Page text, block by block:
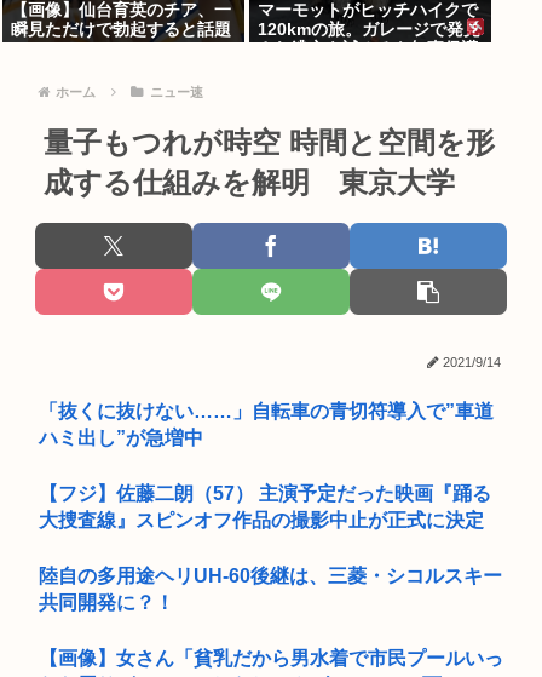
【画像】仙台育英のチア、一
瞬見ただけで勃起すると話題
マーモットがヒッチハイクで
120kmの旅。ガレージで発見
ホーム ニュー速
量子もつれが時空 時間と空間を形
成する仕組みを解明 東京大学
2021/9/14
「抜くに抜けない……」自転車の青切符導入で”車道
ハミ出し”が急増中
【フジ】佐藤二朗（57） 主演予定だった映画『踊る
大捜査線』スピンオフ作品の撮影中止が正式に決定
陸自の多用途ヘリUH-60後継は、三菱・シコルスキー
共同開発に？！
【画像】女さん「貧乳だから男水着で市民プールいっ